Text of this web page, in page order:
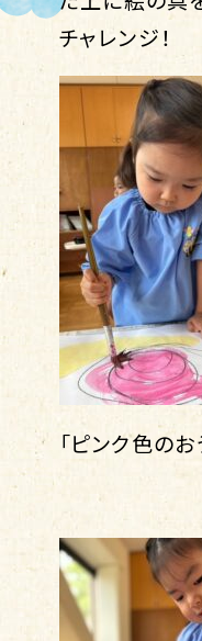
チャレンジ！
「ピンク色のお